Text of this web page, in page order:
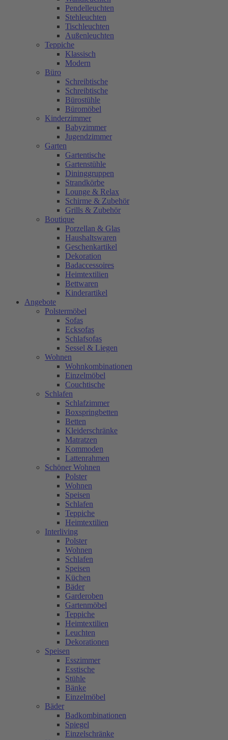
Pendelleuchten
Stehleuchten
Tischleuchten
Außenleuchten
Teppiche
Klassisch
Modern
Büro
Schreibtische
Schreibtische
Bürostühle
Büromöbel
Kinderzimmer
Babyzimmer
Jugendzimmer
Garten
Gartentische
Gartenstühle
Dininggruppen
Strandkörbe
Lounge & Relax
Schirme & Zubehör
Grills & Zubehör
Boutique
Porzellan & Glas
Haushaltswaren
Geschenkartikel
Dekoration
Badaccessoires
Heimtextilien
Bettwaren
Kinderartikel
Angebote
Polstermöbel
Sofas
Ecksofas
Schlafsofas
Sessel & Liegen
Wohnen
Wohnkombinationen
Einzelmöbel
Couchtische
Schlafen
Schlafzimmer
Boxspringbetten
Betten
Kleiderschränke
Matratzen
Kommoden
Lattenrahmen
Schöner Wohnen
Polster
Wohnen
Speisen
Schlafen
Teppiche
Heimtextilien
Interliving
Polster
Wohnen
Schlafen
Speisen
Küchen
Bäder
Garderoben
Gartenmöbel
Teppiche
Heimtextilien
Leuchten
Dekorationen
Speisen
Esszimmer
Esstische
Stühle
Bänke
Einzelmöbel
Bäder
Badkombinationen
Spiegel
Einzelschränke